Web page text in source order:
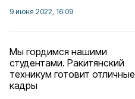
9 июня 2022, 16:09
Мы гордимся нашими
студентами. Ракитянский
техникум готовит отличные
кадры